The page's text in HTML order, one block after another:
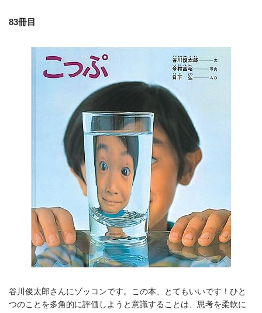
83冊目
谷川俊太郎さんにゾッコンです。この本、とてもいいです！ひと
つのことを多角的に評価しようと意識することは、思考を柔軟に